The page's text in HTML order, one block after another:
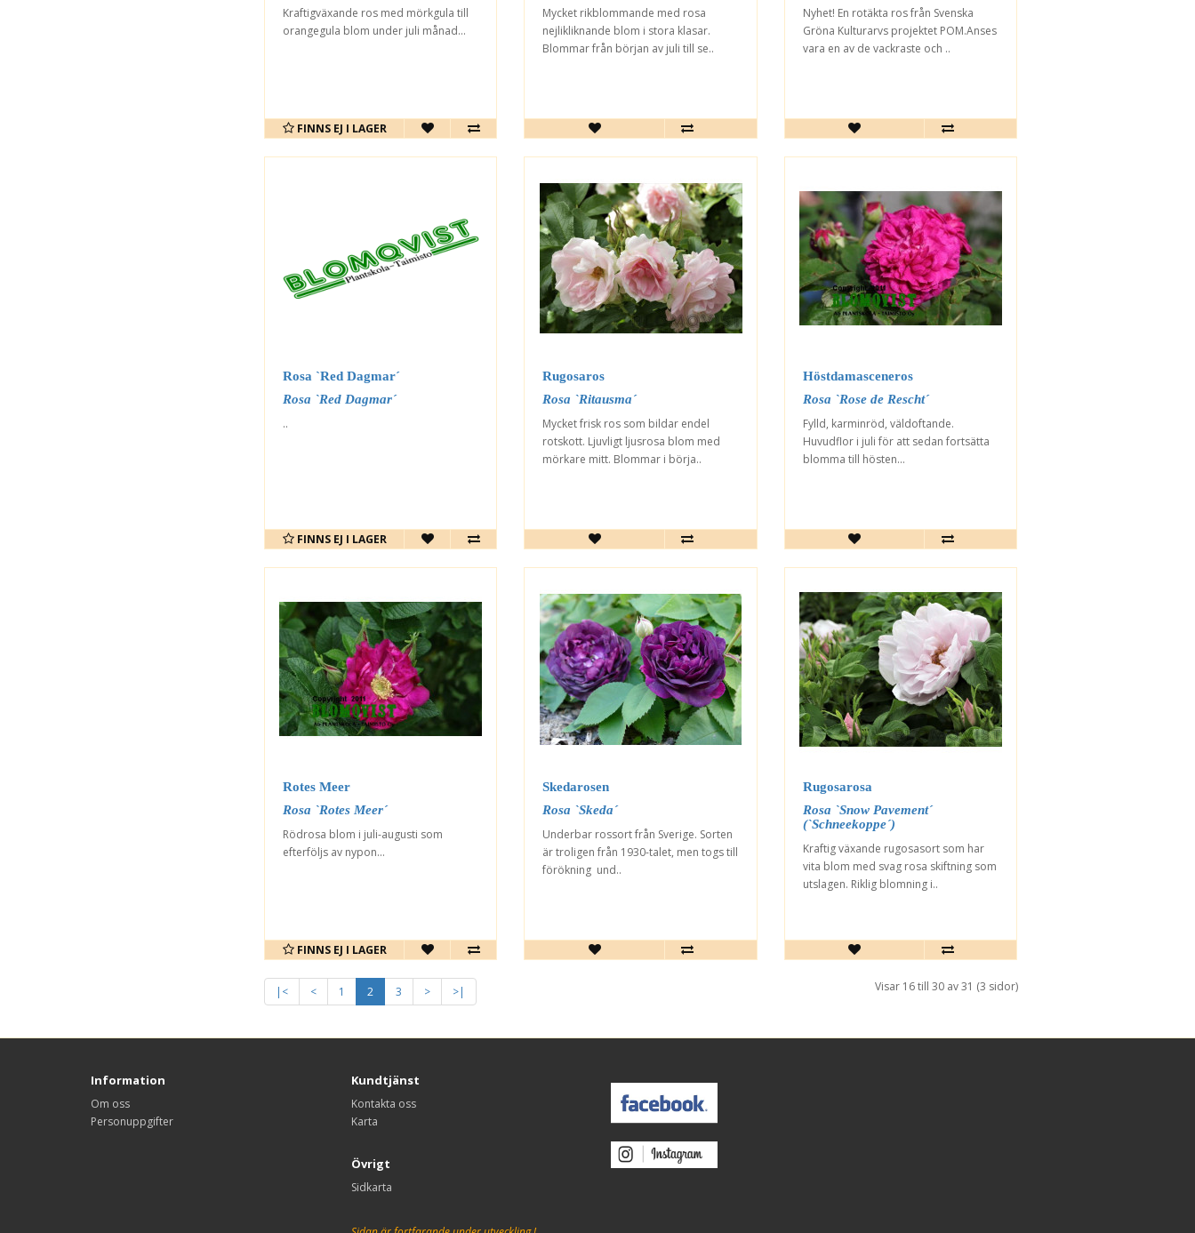
Kraftigväxande ros med mörkgula till
orangegula blom under juli månad...
FINNS EJ I LAGER
Mycket rikblommande med rosa
nejlikliknande blom i stora klasar.
Blommar från början av juli till se..
Nyhet! En rotäkta ros från Svenska
Gröna Kulturarvs projektet POM.Anses
vara en av de vackraste och ..
Rosa `Red Dagmar´
Rosa `Red Dagmar´
..
FINNS EJ I LAGER
Rugosaros
Rosa `Ritausma´
Mycket frisk ros som bildar endel
rotskott. Ljuvligt ljusrosa blom med
mörkare mitt. Blommar i börja..
Höstdamasceneros
Rosa `Rose de Rescht´
Fylld, karminröd, väldoftande.
Huvudflor i juli för att sedan fortsätta
blomma till hösten...
Rotes Meer
Rosa `Rotes Meer´
Rödrosa blom i juli-augusti som
efterföljs av nypon...
FINNS EJ I LAGER
Skedarosen
Rosa `Skeda´
Underbar rossort från Sverige. Sorten
är troligen från 1930-talet, men togs till
förökning und..
Rugosarosa
Rosa `Snow Pavement´
(`Schneekoppe´)
Kraftig växande rugosasort som har
vita blom med svag rosa skiftning som
utslagen. Riklig blomning i..
|< < 1 2 3 > >| Visar 16 till 30 av 31 (3 sidor)
Information
Om oss
Personuppgifter
Kundtjänst
Kontakta oss
Karta
Övrigt
Sidkarta